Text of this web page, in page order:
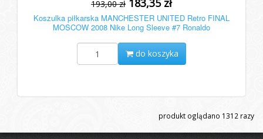
193,00 zł 183,35 zł
Koszulka piłkarska MANCHESTER UNITED Retro FINAL
MOSCOW 2008 Nike Long Sleeve #7 Ronaldo
do koszyka
produkt oglądano 1312 razy